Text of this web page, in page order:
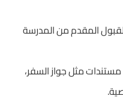
المقدم من المدرسة
مثل جواز السفر،